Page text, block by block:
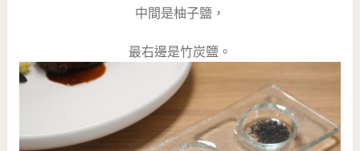
中間是柚子鹽，
最右邊是竹炭鹽。